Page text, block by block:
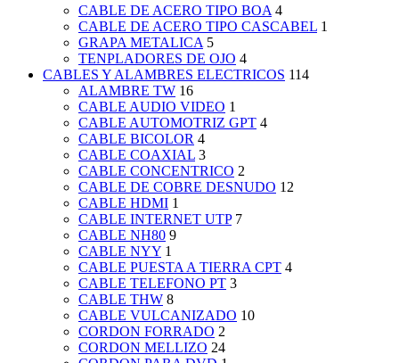
CABLE DE ACERO TIPO BOA 4
CABLE DE ACERO TIPO CASCABEL 1
GRAPA METALICA 5
TENPLADORES DE OJO 4
CABLES Y ALAMBRES ELECTRICOS 114
ALAMBRE TW 16
CABLE AUDIO VIDEO 1
CABLE AUTOMOTRIZ GPT 4
CABLE BICOLOR 4
CABLE COAXIAL 3
CABLE CONCENTRICO 2
CABLE DE COBRE DESNUDO 12
CABLE HDMI 1
CABLE INTERNET UTP 7
CABLE NH80 9
CABLE NYY 1
CABLE PUESTA A TIERRA CPT 4
CABLE TELEFONO PT 3
CABLE THW 8
CABLE VULCANIZADO 10
CORDON FORRADO 2
CORDON MELLIZO 24